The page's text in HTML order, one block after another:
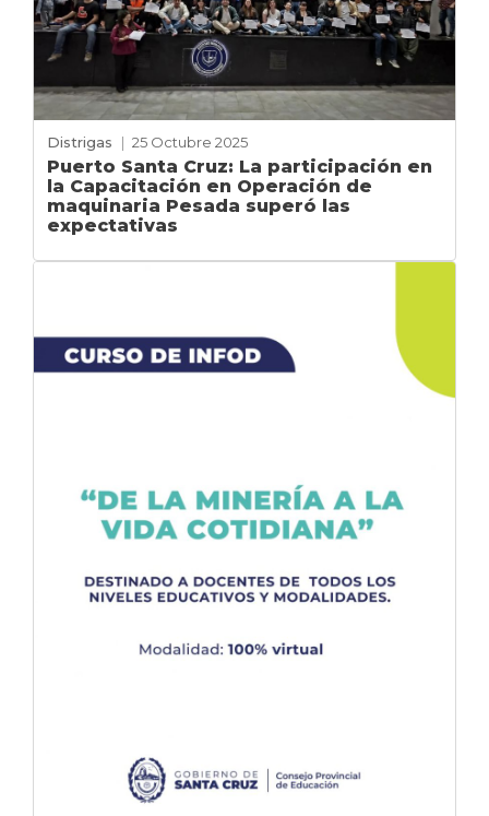
Distrigas | 25 Octubre 2025
Puerto Santa Cruz: La participación en
la Capacitación en Operación de
maquinaria Pesada superó las
expectativas